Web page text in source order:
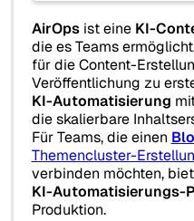
AirOpsist eine KI-
die es Teams
für die Content-
Veröffentlichung zu
KI-Automatisierung
die skalierbare
Für Teams, die einen
Themencluster-
verbinden möchten,
KI-Automatisierungs-
Produktion.